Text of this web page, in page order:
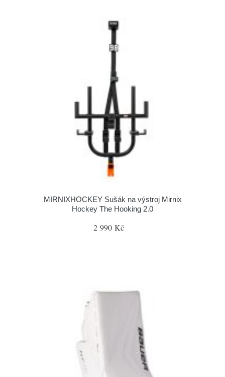
MIRNIXHOCKEY Sušák na výstroj Mirnix
Hockey The Hooking 2.0
2 990 Kč